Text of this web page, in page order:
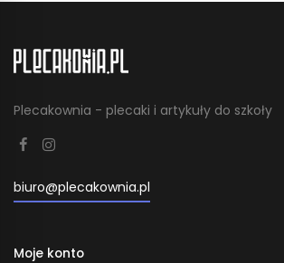
Plecakownia - plecaki i artykuły do szkoły
biuro@plecakownia.pl
Moje konto